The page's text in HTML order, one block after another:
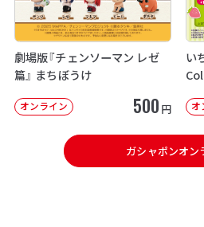
劇場版『チェンソーマン レゼ
篇』 まちぼうけ
オンライン 500 円
い
オ
ガシャポンオン